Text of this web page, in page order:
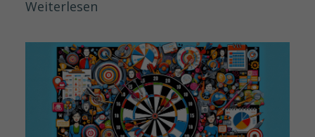
Weiterlesen